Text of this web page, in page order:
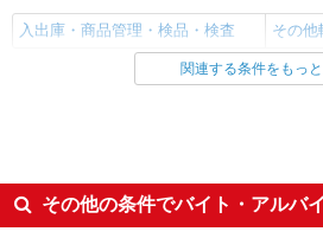
入出庫・商品管理・検品・検査 その他
同じ雇用形態から市島駅の求人を探す
入社日応相談
即日勤
職場見学OKまたは説明会あり
未経験
関連する条件をもっ
その他の条件でバイト・アルバ